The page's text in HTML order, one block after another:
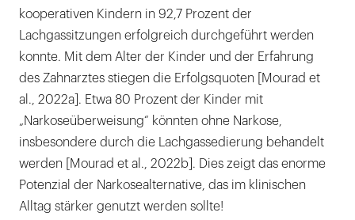
kooperativen Kindern in 92,7 Prozent der
Lachgassitzungen erfolgreich durchgeführt werden
konnte. Mit dem Alter der Kinder und der Erfahrung
des Zahnarztes stiegen die Erfolgsquoten [Mourad et
al., 2022a]. Etwa 80 Prozent der Kinder mit
„Narkoseüberweisung“ könnten ohne Narkose,
insbesondere durch die Lachgassedierung behandelt
werden [Mourad et al., 2022b]. Dies zeigt das enorme
Potenzial der Narkosealternative, das im klinischen
Alltag stärker genutzt werden sollte!